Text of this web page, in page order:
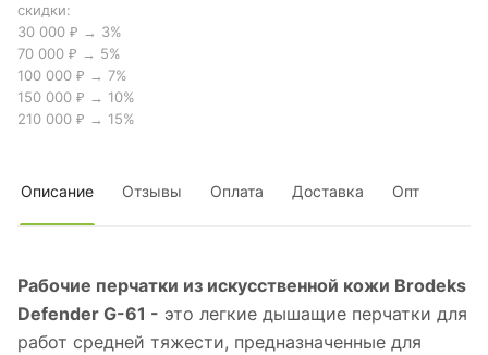
скидки:
30 000 ₽ → 3%
70 000 ₽ → 5%
100 000 ₽ → 7%
150 000 ₽ → 10%
210 000 ₽ → 15%
Описание Отзывы Оплата Доставка Опт
Рабочие перчатки из искусственной кожи Brodeks
Defender G-61 - это легкие дышащие перчатки для
работ средней тяжести, предназначенные для